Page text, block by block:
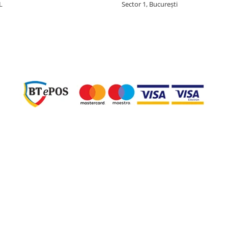
Sector 1, București